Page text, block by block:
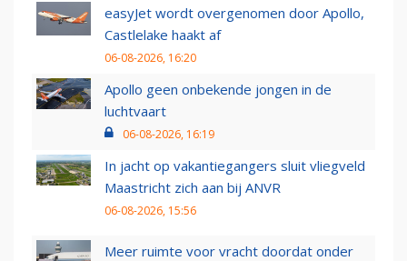
easyJet wordt overgenomen door Apollo,
Castlelake haakt af
06-08-2026, 16:20
Apollo geen onbekende jongen in de
luchtvaart
06-08-2026, 16:19
In jacht op vakantiegangers sluit vliegveld
Maastricht zich aan bij ANVR
06-08-2026, 15:56
Meer ruimte voor vracht doordat onder